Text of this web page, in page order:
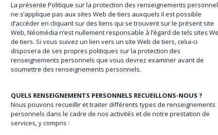
La présente Politique sur la protection des renseignements
ne s’applique pas aux sites Web de tiers auxquels il est possible
d’accéder en cliquant sur des liens qui se trouvent sur le présent site
Web, Néomédia n’est nullement responsable à l’égard de tels sites
de tiers. Si vous suivez un lien vers un site Web de tiers, celui-ci
disposera de ses propres politiques sur la protection des
renseignements personnels que vous devrez examiner avant de
soumettre des renseignements personnels.
QUELS RENSEIGNEMENTS PERSONNELS RECUEILLONS-NOUS ?
Nous pouvons recueillir et traiter différents types de renseignements
personnels dans le cadre de nos activités et de notre prestation de
services, y compris :